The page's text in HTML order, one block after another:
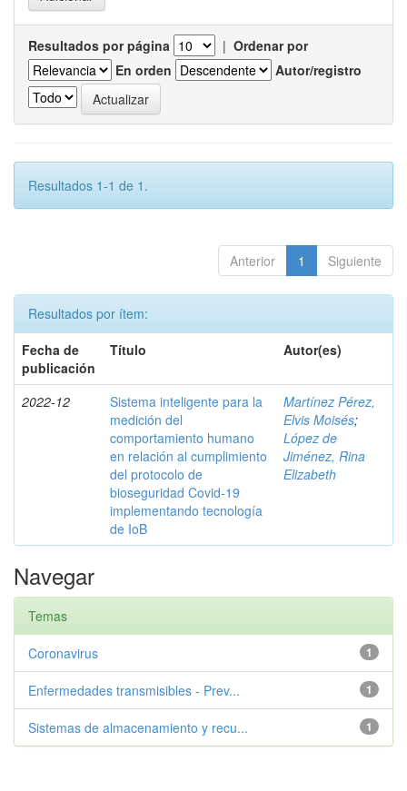
Resultados por página | Ordenar por
En orden
Autor/registro
Resultados 1-1 de 1.
Anterior 1 Siguiente
Resultados por ítem:
Fecha de
publicación
Título Autor(es)
2022-12
Sistema inteligente para la
medición del
comportamiento humano
en relación al cumplimiento
del protocolo de
bioseguridad Covid-19
implementando tecnología
de IoB
Martínez Pérez,
Elvis Moisés;
López de
Jiménez, Rina
Elizabeth
Navegar
Temas
1
Coronavirus
1
Enfermedades transmisibles - Prev...
1
Sistemas de almacenamiento y recu...